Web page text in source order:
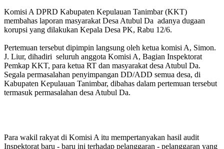
Komisi A DPRD Kabupaten Kepulauan Tanimbar (KKT)
membahas laporan masyarakat Desa Atubul Da adanya dugaan
korupsi yang dilakukan Kepala Desa PK, Rabu 12/6.
Pertemuan tersebut dipimpin langsung oleh ketua komisi A, Simon.
J. Liur, dihadiri seluruh anggota Komisi A, Bagian Inspektorat
Pemkap KKT, para ketua RT dan masyarakat desa Atubul Da.
Segala permasalahan penyimpangan DD/ADD semua desa, di
Kabupaten Kepulauan Tanimbar, dibahas dalam pertemuan tersebut
termasuk permasalahan desa Atubul Da.
Para wakil rakyat di Komisi A itu mempertanyakan hasil audit
Inspektorat baru - baru ini terhadap pelanggaran - pelanggaran yang